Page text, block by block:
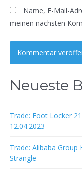
Name, E-Mail-
meinen nächsten
Neueste
Trade: Foot Locker
12.04.2023
Trade: Alibaba Group
Strangle